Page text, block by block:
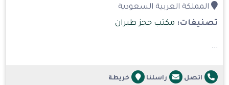
المملكة العربية السعودية
تصنيفات: مكتب حجز طيران
...
اتصل راسلنا خريطة